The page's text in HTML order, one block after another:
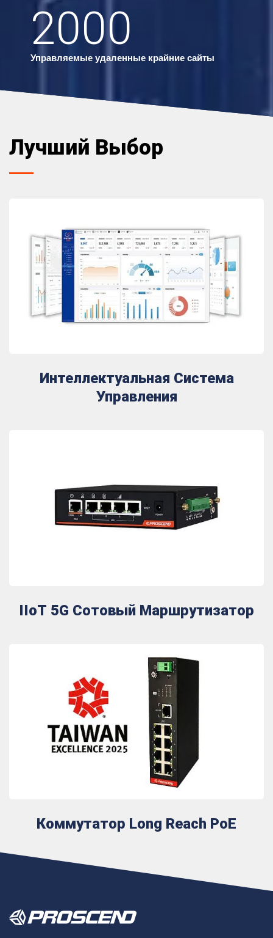
2000
Управляемые удаленные крайние сайты
Лучший Выбор
Интеллектуальная Система
Управления
IIoT 5G Сотовый Маршрутизатор
Коммутатор Long Reach PoE